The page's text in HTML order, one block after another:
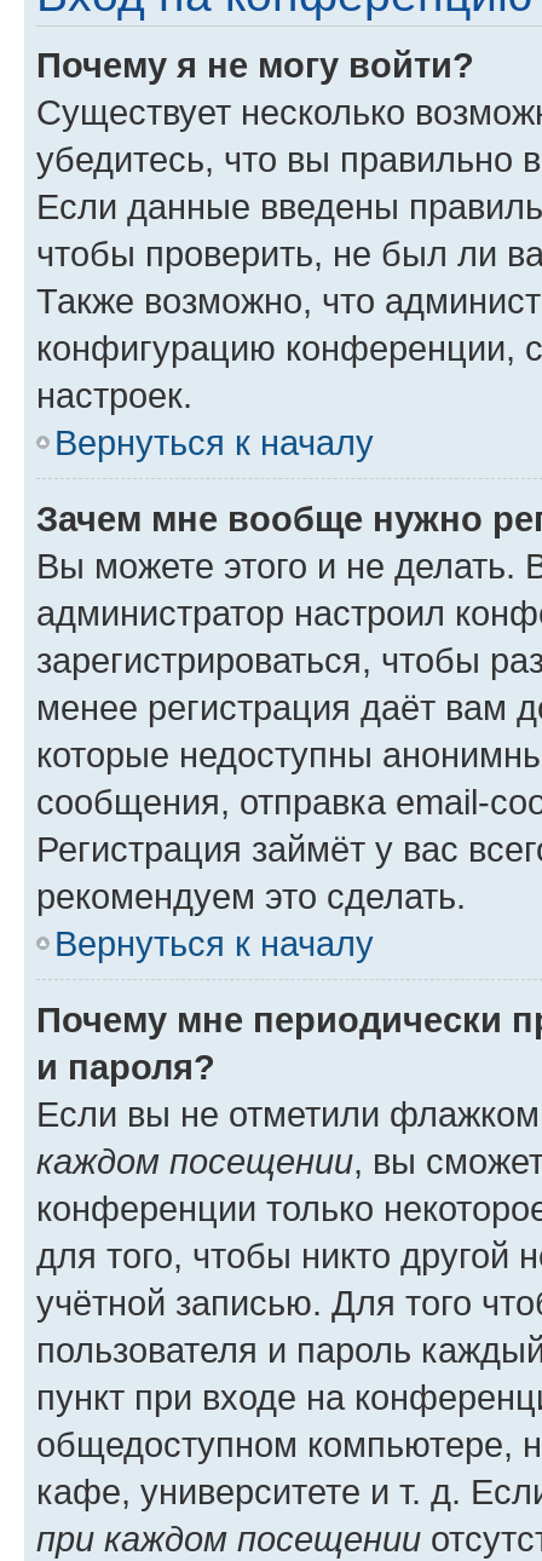
Почему я не могу войти?
Существует несколько
убедитесь, что вы правильно
Если данные введены
чтобы проверить, не был ли
Также возможно, что
конфигурацию конференции,
настроек.
Вернуться к началу
Зачем мне вообще нужно
Вы можете этого и не делать.
администратор настроил
зарегистрироваться, чтобы
менее регистрация даёт вам
которые недоступны
сообщения, отправка email-
Регистрация займёт у вас
рекомендуем это сделать.
Вернуться к началу
Почему мне периодически
и пароля?
Если вы не отметили
каждом посещении, вы
конференции только
для того, чтобы никто другой
учётной записью. Для того
пользователя и пароль
пункт при входе на
общедоступном компьютере,
кафе, университете и т. д.
при каждом посещении